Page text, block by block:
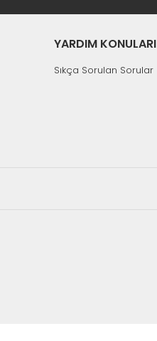
YARDIM KONULARI
Sıkça Sorulan Sorular